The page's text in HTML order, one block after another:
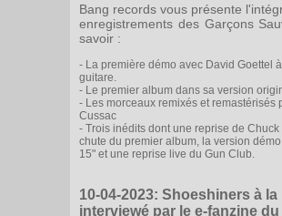
Bang records vous présente
enregistrements des Garçons
savoir :
- La première démo avec David Goettel
guitare.
- Le premier album dans sa version
- Les morceaux remixés et remastérisés
Cussac
- Trois inédits dont une reprise de Chuck
chute du premier album, la version
15" et une reprise live du Gun Club.
10-04-2023: Shoeshiners à la
interviewé par le e-fanzine du